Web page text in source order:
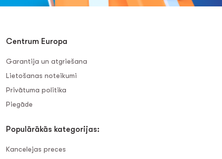
Centrum Europa
Garantija un atgriešana
Lietošanas noteikumi
Privātuma politika
Piegāde
Populārākās kategorijas:
Kancelejas preces